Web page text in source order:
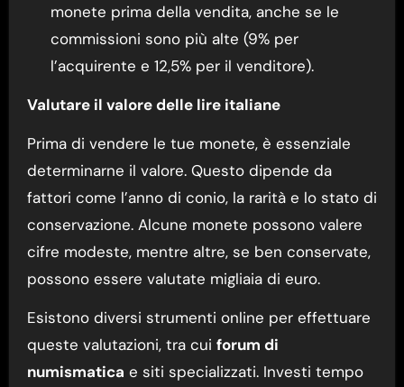
monete prima della vendita, anche se le
commissioni sono più alte (9% per
l’acquirente e 12,5% per il venditore).
Valutare il valore delle lire italiane
Prima di vendere le tue monete, è essenziale
determinarne il valore. Questo dipende da
fattori come l’anno di conio, la rarità e lo stato di
conservazione. Alcune monete possono valere
cifre modeste, mentre altre, se ben conservate,
possono essere valutate migliaia di euro.
Esistono diversi strumenti online per effettuare
queste valutazioni, tra cui forum di
numismatica e siti specializzati. Investi tempo